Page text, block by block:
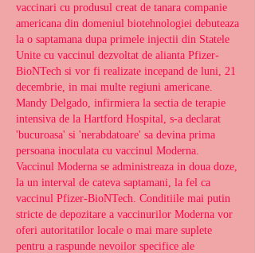
vaccinari cu produsul creat de tanara companie
americana din domeniul biotehnologiei debuteaza
la o saptamana dupa primele injectii din Statele
Unite cu vaccinul dezvoltat de alianta Pfizer-
BioNTech si vor fi realizate incepand de luni, 21
decembrie, in mai multe regiuni americane.
Mandy Delgado, infirmiera la sectia de terapie
intensiva de la Hartford Hospital, s-a declarat
'bucuroasa' si 'nerabdatoare' sa devina prima
persoana inoculata cu vaccinul Moderna.
Vaccinul Moderna se administreaza in doua doze,
la un interval de cateva saptamani, la fel ca
vaccinul Pfizer-BioNTech. Conditiile mai putin
stricte de depozitare a vaccinurilor Moderna vor
oferi autoritatilor locale o mai mare suplete
pentru a raspunde nevoilor specifice ale